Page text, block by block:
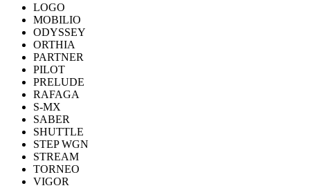
LOGO
MOBILIO
ODYSSEY
ORTHIA
PARTNER
PILOT
PRELUDE
RAFAGA
S-MX
SABER
SHUTTLE
STEP WGN
STREAM
TORNEO
VIGOR